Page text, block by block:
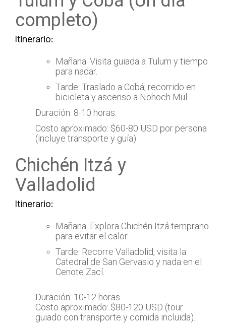
completo)
Itinerario:
Mañana: Visita guiada a Tulum y tiempo
para nadar.
Tarde: Traslado a Cobá, recorrido en
bicicleta y ascenso a Nohoch Mul.
Duración: 8-10 horas.
Costo aproximado: $60-80 USD por persona
(incluye transporte y guía).
Chichén Itzá y
Valladolid
Itinerario:
Mañana: Explora Chichén Itzá temprano
para evitar el calor.
Tarde: Recorre Valladolid, visita la
Catedral de San Gervasio y nada en el
Cenote Zací.
Duración: 10-12 horas.
Costo aproximado: $80-120 USD (tour
guiado con transporte y comida incluida).